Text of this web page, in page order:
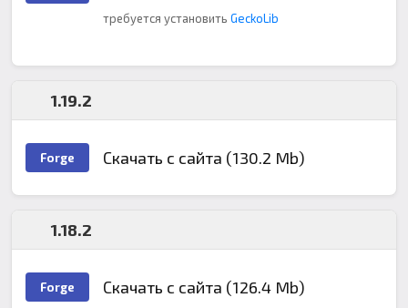
требуется установить GeckoLib
1.19.2
Forge Скачать с сайта (130.2 Mb)
1.18.2
Forge Скачать с сайта (126.4 Mb)